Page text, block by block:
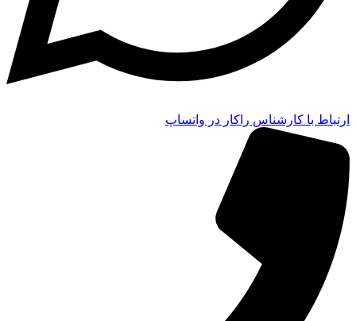
ارتباط با کارشناس راکار در واتساپ